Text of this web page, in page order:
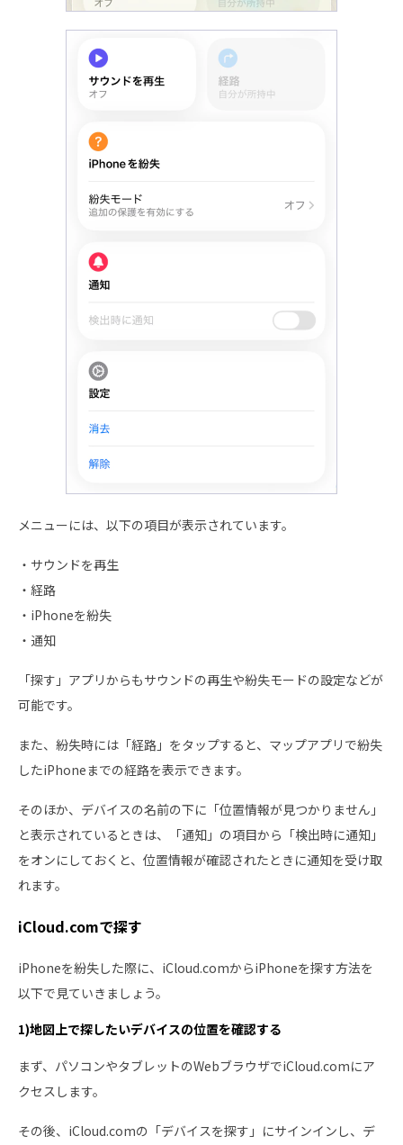
メニューには、以下の項目が表示されています。
・サウンドを再生
・経路
・iPhoneを紛失
・通知
「探す」アプリからもサウンドの再生や紛失モードの設定などが
可能です。
また、紛失時には「経路」をタップすると、マップアプリで紛失
したiPhoneまでの経路を表示できます。
そのほか、デバイスの名前の下に「位置情報が見つかりません」
と表示されているときは、「通知」の項目から「検出時に通知」
をオンにしておくと、位置情報が確認されたときに通知を受け取
れます。
iCloud.comで探す
iPhoneを紛失した際に、iCloud.comからiPhoneを探す方法を
以下で見ていきましょう。
1)地図上で探したいデバイスの位置を確認する
まず、パソコンやタブレットのWebブラウザでiCloud.comにア
クセスします。
その後、iCloud.comの「デバイスを探す」にサインインし、デ